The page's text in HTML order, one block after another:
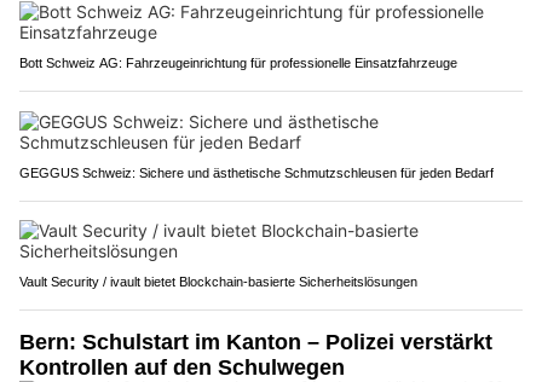
Bott Schweiz AG: Fahrzeugeinrichtung für professionelle Einsatzfahrzeuge
GEGGUS Schweiz: Sichere und ästhetische Schmutzschleusen für jeden Bedarf
Vault Security / ivault bietet Blockchain-basierte Sicherheitslösungen
Bern: Schulstart im Kanton – Polizei verstärkt
Kontrollen auf den Schulwegen